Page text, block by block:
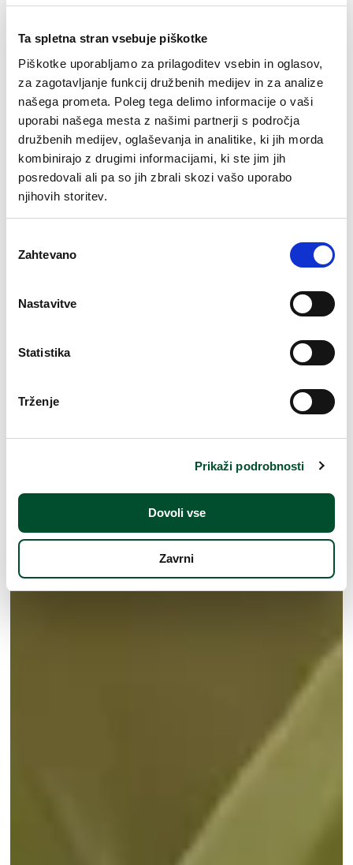
Ta spletna stran vsebuje piškotke
Piškotke uporabljamo za prilagoditev vsebin in oglasov,
za zagotavljanje funkcij družbenih medijev in za analize
našega prometa. Poleg tega delimo informacije o vaši
uporabi našega mesta z našimi partnerji s področja
družbenih medijev, oglaševanja in analitike, ki jih morda
kombinirajo z drugimi informacijami, ki ste jim jih
posredovali ali pa so jih zbrali skozi vašo uporabo
njihovih storitev.
soglasja
Zahtevano
Nastavitve
Statistika
Trženje
Prikaži podrobnosti
Dovoli vse
Zavrni
94% SESTAVIN
NARAVNEGA
BREZ SULFATOV
100%
RECIKLIRANA
PLASTIČNA
STEKLENIČKA
VEGANSKA
FORMULA
Sestavine